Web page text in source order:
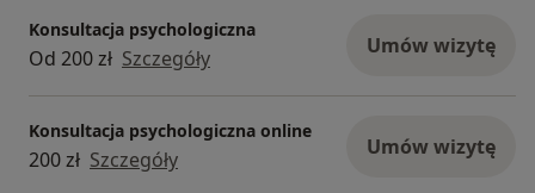
Konsultacja psychologiczna
Od 200 zł Szczegóły Umów wizytę
Konsultacja psychologiczna online
200 zł Szczegóły Umów wizytę